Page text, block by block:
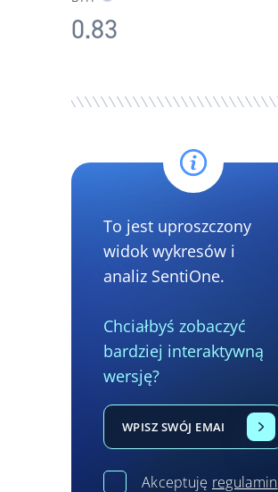
0.83
To jest uproszczony
widok wykresów i
analiz SentiOne.
Chciałbyś zobaczyć
bardziej interaktywną
wersję?
Akceptuję regulamin